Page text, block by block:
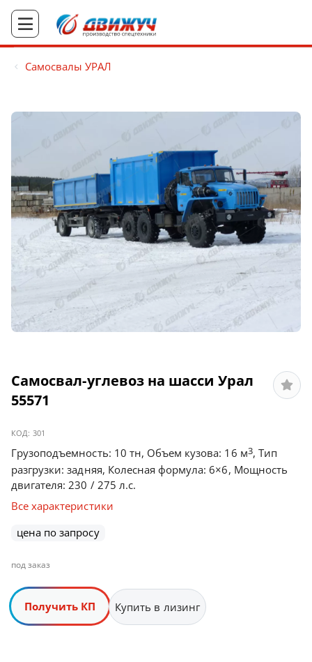
Самосвалы УРАЛ
Самосвал-углевоз на шасси Урал
55571
КОД: 301
Грузоподъемность: 10 тн, Объем кузова: 16 м3, Тип
разгрузки: задняя, Колесная формула: 6×6, Мощность
двигателя: 230 / 275 л.с.
Все характеристики
цена по запросу
под заказ
Получить КП Купить в лизинг